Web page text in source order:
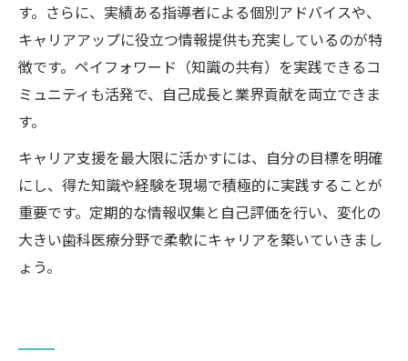
す。さらに、実績ある指導者による個別アドバイスや、
キャリアアップに役立つ情報提供も充実しているのが特
徴です。ペイフォワード（知識の共有）を実践できるコ
ミュニティも活発で、自己成長と業界貢献を両立できま
す。
キャリア支援を最大限に活かすには、自分の目標を明確
にし、得た知識や経験を現場で積極的に実践することが
重要です。定期的な情報収集と自己評価を行い、変化の
大きい歯科医療分野で柔軟にキャリアを築いていきまし
ょう。